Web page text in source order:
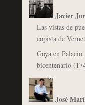
Javier
Las vistas de
copista de Vernet
Goya en
bicentenario
José